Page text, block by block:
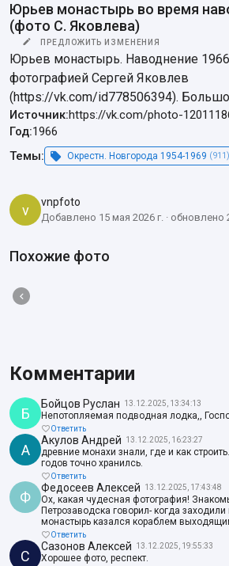
Юрьев монастырь во время
(фото С. Яковлева)
ПРЕДЛОЖИТЬ ИЗМЕНЕНИЯ
Юрьев монастырь. Наводнение
фотографией Сергей Яковлев
(https://vk.com/id778506394).
Источник:https://vk.com/photo-
Год:1966
Темы:
Окрестн. Новгорода 1954-1969 (911)
v vnpfoto
Добавлено 15 мая 2026 г. · обновлено
Похожие фото
Комментарии
Б
Бойцов Руслан 13.12.2025, 13:34:13
Непотопляемая подводная лодка,,
Ответить
А
Акулов Андрей 13.12.2025, 16:23:27
древние монахи знали, где и как
годов точно хранилсь.
Ответить
Ф
Федосеев Алексей 13.12.2025, 17:43:48
Ох, какая чудесная фотография!
Петрозаводска говорил- когда
монастырь казался кораблем
Ответить
С
Сазонов Алексей 13.12.2025, 19:55:33
Хорошее фото, респект.